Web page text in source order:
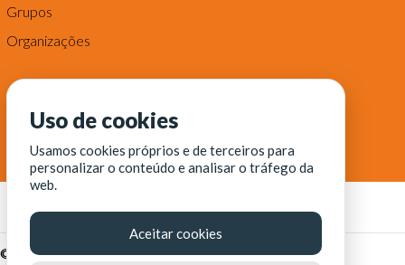
Grupos
Organizações
© Fortaleza Digital || CITINOVA - Fundação de Ciência,
Uso de cookies
Usamos cookies próprios e de terceiros para
personalizar o conteúdo e analisar o tráfego da
web.
Aceitar cookies